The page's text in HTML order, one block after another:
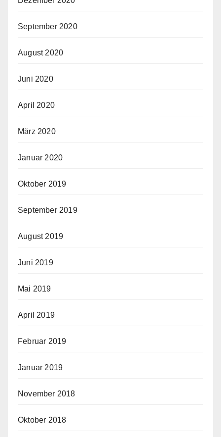
September 2020
August 2020
Juni 2020
April 2020
März 2020
Januar 2020
Oktober 2019
September 2019
August 2019
Juni 2019
Mai 2019
April 2019
Februar 2019
Januar 2019
November 2018
Oktober 2018